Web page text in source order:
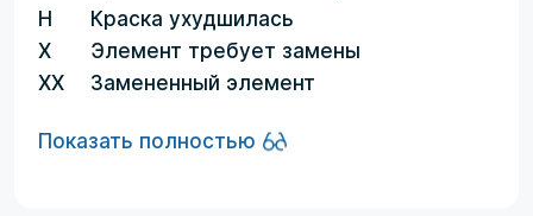
H
Краска ухудшилась
X
Элемент требует замены
XX
Замененный элемент
Показать полностью